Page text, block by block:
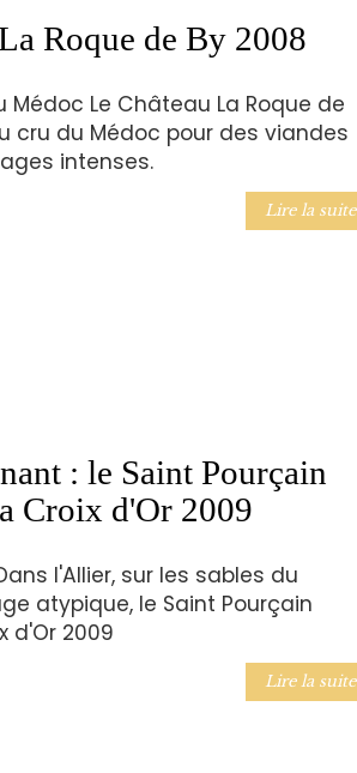
Roque de By 2008
Médoc Le Château La Roque de
cru du Médoc pour des viandes
intenses.
Lire la suite
: le Saint Pourçain
Croix d'Or 2009
l'Allier, sur les sables du
atypique, le Saint Pourçain
d'Or 2009
Lire la suite